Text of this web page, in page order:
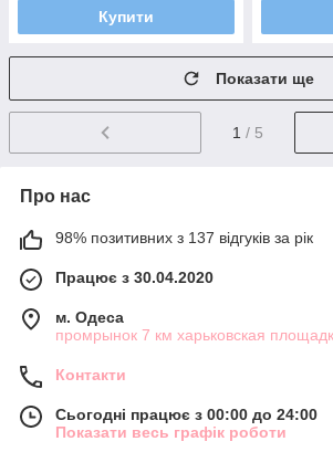
Купити
Показати ще
1 / 5
Про нас
98% позитивних з 137 відгуків за рік
Працює з 30.04.2020
м. Одеса
промрынок 7 км харьковская
Контакти
Сьогодні працює з 00:00 до 24:00
Показати весь графік роботи